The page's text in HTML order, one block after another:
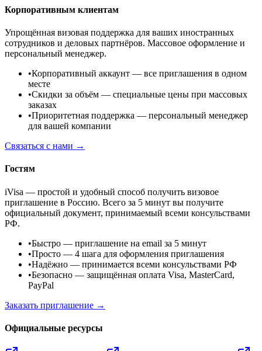
Корпоративным клиентам
Упрощённая визовая поддержка для ваших иностранных
сотрудников и деловых партнёров. Массовое оформление и
персональный менеджер.
•Корпоративный аккаунт — все приглашения в одном
месте
•Скидки за объём — специальные цены при массовых
заказах
•Приоритетная поддержка — персональный менеджер
для вашей компании
Связаться с нами →
Гостям
iVisa — простой и удобный способ получить визовое
приглашение в Россию. Всего за 5 минут вы получите
официальный документ, принимаемый всеми консульствами
РФ.
•Быстро — приглашение на email за 5 минут
•Просто — 4 шага для оформления приглашения
•Надёжно — принимается всеми консульствами РФ
•Безопасно — защищённая оплата Visa, MasterCard,
PayPal
Заказать приглашение →
Официальные ресурсы